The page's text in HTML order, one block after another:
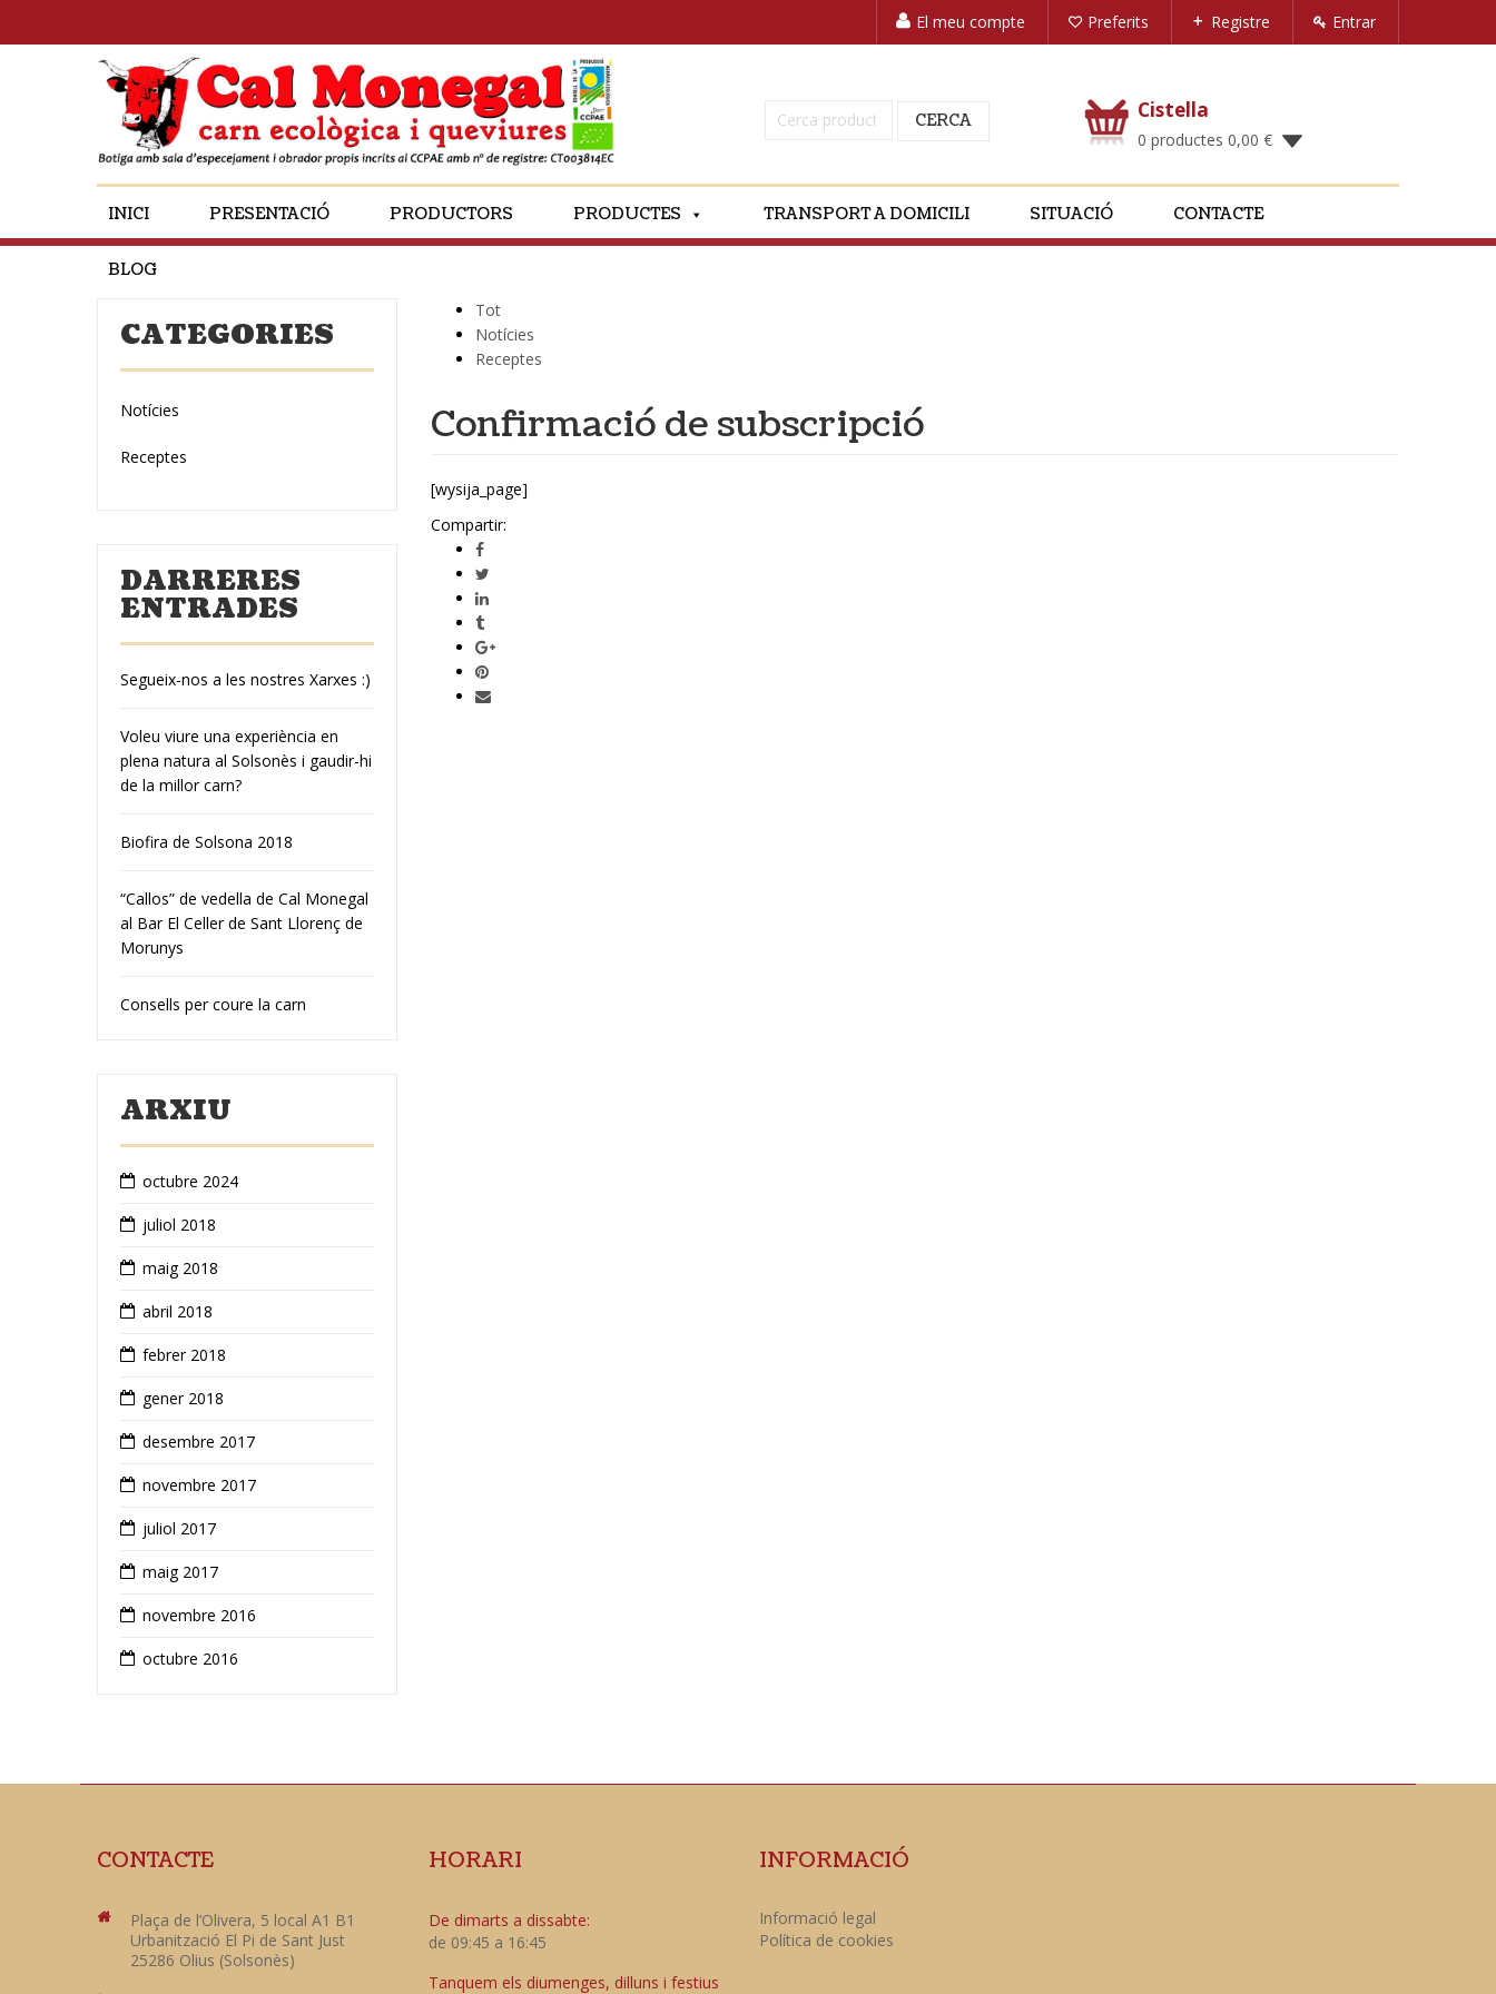
El meu compte Preferits Registre Entrar
Cerca: CERCA Cistella
0 productes 0,00 €
INICI PRESENTACIÓ PRODUCTORS PRODUCTES TRANSPORT A DOMICILI SITUACIÓ CONTACTE
BLOG
CATEGORIES
Notícies
Receptes
DARRERES
ENTRADES
Segueix-nos a les nostres Xarxes :)
Voleu viure una experiència en
plena natura al Solsonès i gaudir-hi
de la millor carn?
Biofira de Solsona 2018
“Callos” de vedella de Cal Monegal
al Bar El Celler de Sant Llorenç de
Morunys
Consells per coure la carn
ARXIU
octubre 2024
juliol 2018
maig 2018
abril 2018
febrer 2018
gener 2018
desembre 2017
novembre 2017
juliol 2017
maig 2017
novembre 2016
octubre 2016
Tot
Notícies
Receptes
Confirmació de subscripció
[wysija_page]
Compartir:
CONTACTE
Plaça de l’Olivera, 5 local A1 B1
Urbanització El Pi de Sant Just
25286 Olius (Solsonès)
HORARI
De dimarts a dissabte:
de 09:45 a 16:45
Tanquem els diumenges, dilluns i festius
INFORMACIÓ
Informació legal
Política de cookies